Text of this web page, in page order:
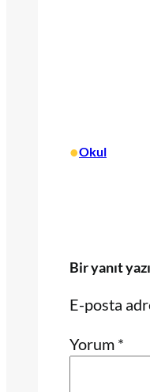
•Okul
Bir yanıt
E-posta
Yorum *